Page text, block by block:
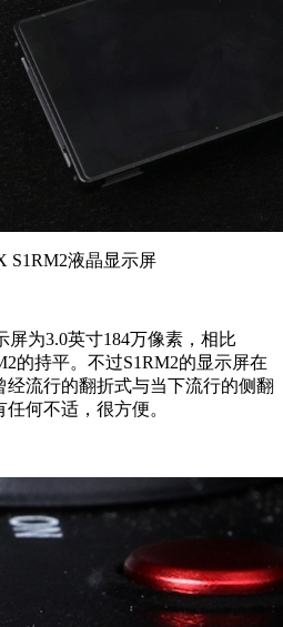
S1RM2液晶显示屏
屏为3.0英寸184万像素，相比
的持平。不过S1RM2的显示屏在
流行的翻折式与当下流行的侧翻
何不适，很方便。